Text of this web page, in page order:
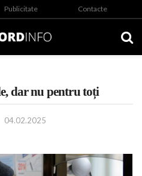
Publicitate Contacte
dar nu pentru toți
04.02.2025